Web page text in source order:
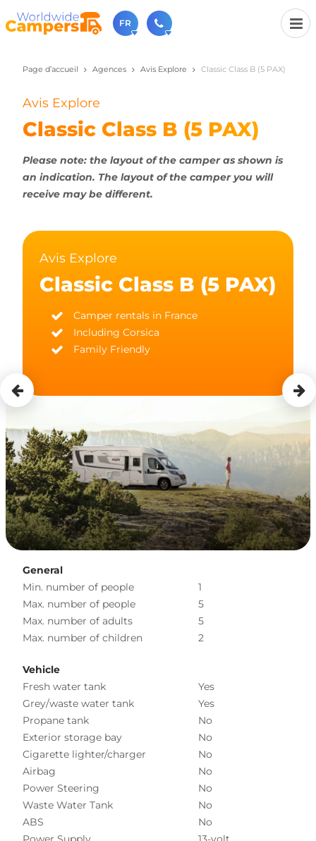
FR
+31 030-6974964
17h).
sales@worldwidecampers.com
Vous pouvez également nous envoyer un e-mail.
Page d’accueil Agences Avis Explore Classic Class B (5 PAX)
Avis Explore
Classic Class B (5 PAX)
Please note: the layout of the camper as shown is
an indication. The layout of the camper you will
receive may be different.
Avis Explore
Classic Class B (5 PAX)
Camper rentals in France
Including Corsica
Family Friendly
General
Min. number of people
1
Max. number of people
5
Max. number of adults
5
Max. number of children
2
Vehicle
Fresh water tank
Yes
Grey/waste water tank
Yes
Propane tank
No
Exterior storage bay
No
Cigarette lighter/charger
No
Airbag
No
Power Steering
No
Waste Water Tank
No
ABS
No